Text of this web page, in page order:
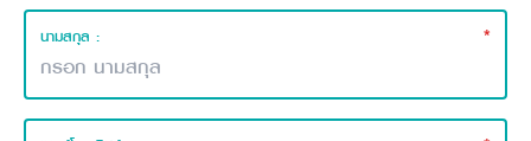
นามสกุล : *